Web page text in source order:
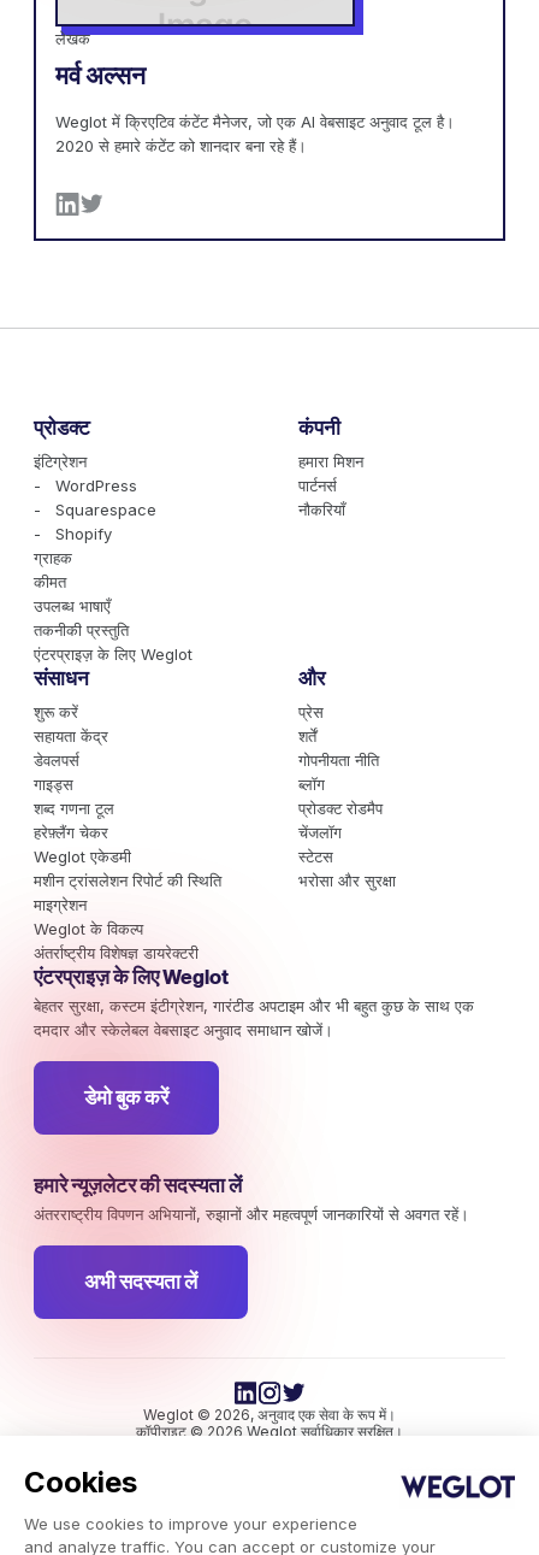
Cookies
We use cookies to improve your experience
and analyze traffic. You can accept or customize your
लेखक
मर्व अल्सन
Weglot में क्रिएटिव कंटेंट मैनेजर, जो एक AI वेबसाइट अनुवाद टूल है।
2020 से हमारे कंटेंट को शानदार बना रहे हैं।
प्रोडक्ट
इंटिग्रेशन
- WordPress
- Squarespace
- Shopify
ग्राहक
कीमत
उपलब्ध भाषाएँ
तकनीकी प्रस्तुति
एंटरप्राइज़ के लिए Weglot
कंपनी
हमारा मिशन
पार्टनर्स
नौकरियाँ
संसाधन
शुरू करें
सहायता केंद्र
डेवलपर्स
गाइड्स
शब्द गणना टूल
हरेफ़्लैंग चेकर
Weglot एकेडमी
मशीन ट्रांसलेशन रिपोर्ट की स्थिति
माइग्रेशन
Weglot के विकल्प
अंतर्राष्ट्रीय विशेषज्ञ डायरेक्टरी
और
प्रेस
शर्तें
गोपनीयता नीति
ब्लॉग
प्रोडक्ट रोडमैप
चेंजलॉग
स्टेटस
भरोसा और सुरक्षा
एंटरप्राइज़ के लिए Weglot
बेहतर सुरक्षा, कस्टम इंटीग्रेशन, गारंटीड अपटाइम और भी बहुत कुछ के साथ एक
दमदार और स्केलेबल वेबसाइट अनुवाद समाधान खोजें।
डेमो बुक करें
हमारे न्यूज़लेटर की सदस्यता लें
अंतरराष्ट्रीय विपणन अभियानों, रुझानों और महत्वपूर्ण जानकारियों से अवगत रहें।
अभी सदस्यता लें
Weglot © 2026, अनुवाद एक सेवा के रूप में।
कॉपीराइट © 2026 Weglot सर्वाधिकार सुरक्षित।